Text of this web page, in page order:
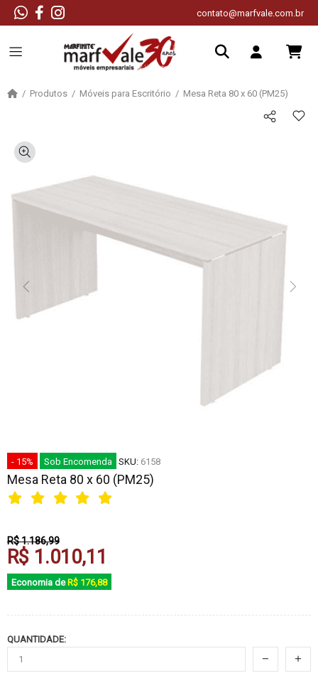
contato@marfvale.com.br
Produtos Móveis para Escritório Mesa Reta 80 x 60 (PM25)
- 15% Sob Encomenda SKU: 6158
Mesa Reta 80 x 60 (PM25)
R$ 1.186,99
R$ 1.010,11
Economia de R$ 176,88
QUANTIDADE: